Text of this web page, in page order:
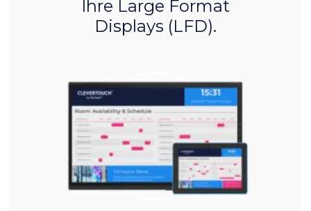
Ihre Large Format
Displays (LFD).